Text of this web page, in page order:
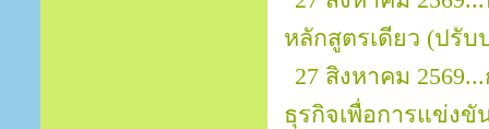
หลักสูตรเดียว (ปรับ
27 สิงหาคม
ธุรกิจเพื่อการแข่งขั